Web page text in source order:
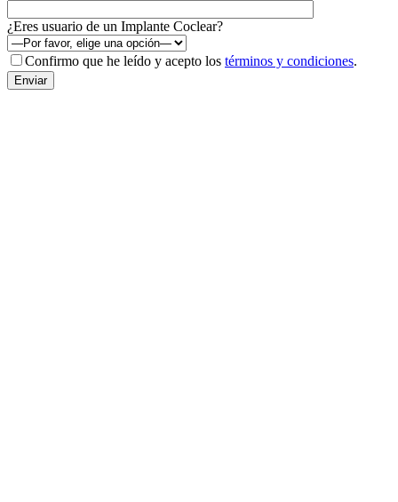
¿Eres usuario de un Implante Coclear?
Confirmo que he leído y acepto los términos y condiciones.
Por
favor,